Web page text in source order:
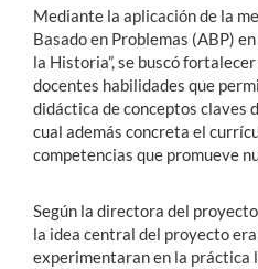
Mediante la aplicación de la
Basado en Problemas (ABP)
la Historia”, se buscó
docentes habilidades que
didáctica de conceptos claves
cual además concreta el
competencias que promueve
Según la directora del
la idea central del proyecto
experimentaran en la práctica